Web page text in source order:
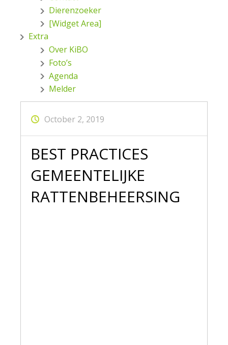
Dierenzoeker
[Widget Area]
Extra
Over KiBO
Foto’s
Agenda
Melder
October 2, 2019
BEST PRACTICES
GEMEENTELIJKE
RATTENBEHEERSING